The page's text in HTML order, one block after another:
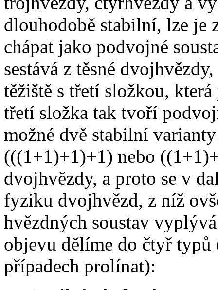
dlouhodobě stabilní, lze je
chápat jako podvojné
sestává z těsné
těžiště s třetí složkou,
třetí složka tak tvoří
možné dvě stabilní
(((1+1)+1)+1) nebo
dvojhvězdy, a proto se v
fyziku dvojhvězd, z níž
hvězdných soustav
objevu dělíme do čtyř
případech prolínat):